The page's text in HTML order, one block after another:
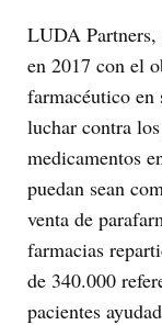
LUDA Partners,
en 2017 con el
farmacéutico
luchar contra
medicamentos
puedan sean
venta de
farmacias
de 340.000
pacientes